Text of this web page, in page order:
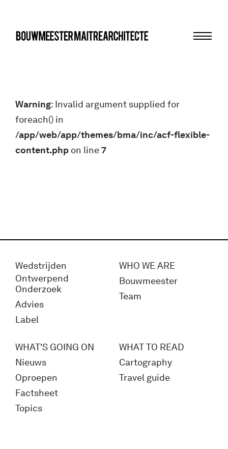
Warning: Invalid argument supplied for
foreach() in
/app/web/app/themes/bma/inc/acf-flexible-
content.php on line7
Wedstrijden
Ontwerpend
Onderzoek
Advies
Label
WHO WE ARE
Bouwmeester
Team
WHAT'S GOING ON
Nieuws
Oproepen
Factsheet
Topics
WHAT TO READ
Cartography
Travel guide